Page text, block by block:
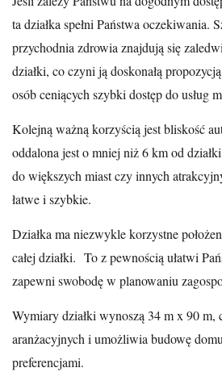
ta działka spełni Państwa oczekiwania.
przychodnia zdrowia znajdują się
działki, co czyni ją doskonałą
osób ceniących szybki dostęp do usług
Kolejną ważną korzyścią jest bliskość
oddalona jest o mniej niż 6 km od
do większych miast czy innych
łatwe i szybkie.
Działka ma niezwykle korzystne
całej działki. To z pewnością ułatwi
zapewni swobodę w planowaniu
Wymiary działki wynoszą 34 m x 90 m,
aranżacyjnych i umożliwia budowę
preferencjami.